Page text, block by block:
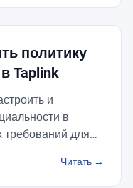
политику
Taplink
и
в
требований для
Читать →